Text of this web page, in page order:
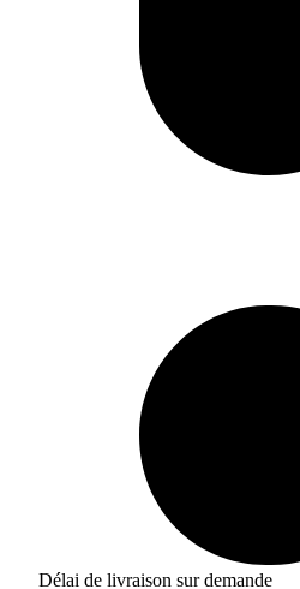
Délai de livraison sur demande